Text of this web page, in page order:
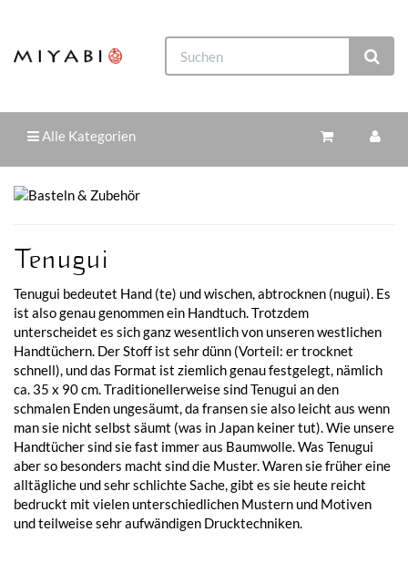
Alle Kategorien
Tenugui
Tenugui bedeutet Hand (te) und wischen, abtrocknen (nugui). Es
ist also genau genommen ein Handtuch. Trotzdem
unterscheidet es sich ganz wesentlich von unseren westlichen
Handtüchern. Der Stoff ist sehr dünn (Vorteil: er trocknet
schnell), und das Format ist ziemlich genau festgelegt, nämlich
ca. 35 x 90 cm. Traditionellerweise sind Tenugui an den
schmalen Enden ungesäumt, da fransen sie also leicht aus wenn
man sie nicht selbst säumt (was in Japan keiner tut). Wie unsere
Handtücher sind sie fast immer aus Baumwolle. Was Tenugui
aber so besonders macht sind die Muster. Waren sie früher eine
alltägliche und sehr schlichte Sache, gibt es sie heute reicht
bedruckt mit vielen unterschiedlichen Mustern und Motiven
und teilweise sehr aufwändigen Drucktechniken.